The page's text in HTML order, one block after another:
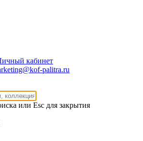
кабинет
palitra.ru
или Esc для закрытия